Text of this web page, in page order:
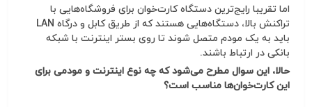
اما تقریبا رایج‌ترین دستگاه‌ کارت‌خوان برای فروشگاه‌هایی با
تراکنش بالا، دستگاه‌هایی هستند که از طریق کابل و درگاه LAN
باید به یک مودم متصل شوند تا روی بستر اینترنت با شبکه
بانکی در ارتباط باشند.
حالا، این سوال مطرح می‌شود که چه نوع اینترنت و مودمی برای
این کارت‌خوان‌ها مناسب است؟